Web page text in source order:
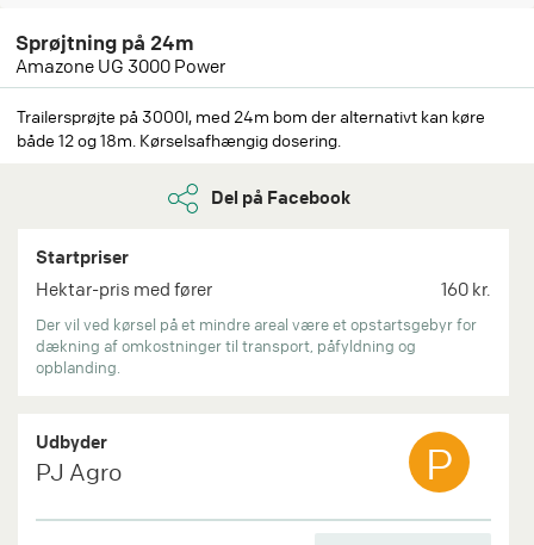
Sprøjtning på 24m
Amazone UG 3000 Power
Trailersprøjte på 3000l, med 24m bom der alternativt kan køre
både 12 og 18m. Kørselsafhængig dosering.
Del på Facebook
Startpriser
Hektar-pris med fører
160 kr.
Der vil ved kørsel på et mindre areal være et opstartsgebyr for
dækning af omkostninger til transport, påfyldning og
opblanding.
Udbyder
PJ Agro P